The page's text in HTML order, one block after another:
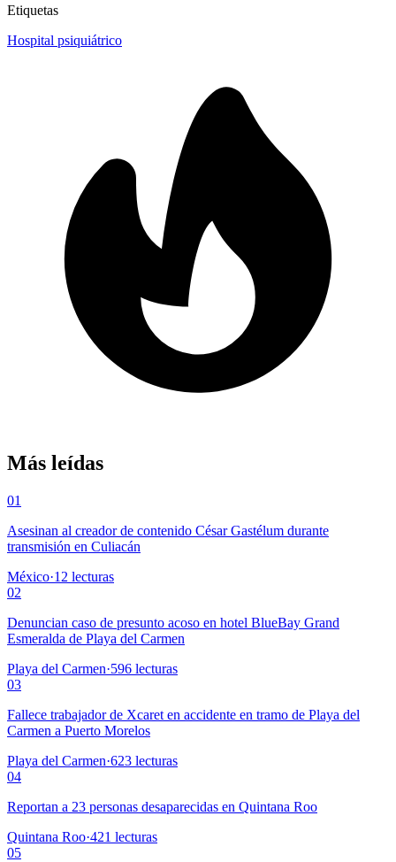
Etiquetas
Hospital psiquiátrico
Más leídas
01
Asesinan al creador de contenido César Gastélum durante
transmisión en Culiacán
México·12 lecturas
02
Denuncian caso de presunto acoso en hotel BlueBay Grand
Esmeralda de Playa del Carmen
Playa del Carmen·596 lecturas
03
Fallece trabajador de Xcaret en accidente en tramo de Playa del
Carmen a Puerto Morelos
Playa del Carmen·623 lecturas
04
Reportan a 23 personas desaparecidas en Quintana Roo
Quintana Roo·421 lecturas
05